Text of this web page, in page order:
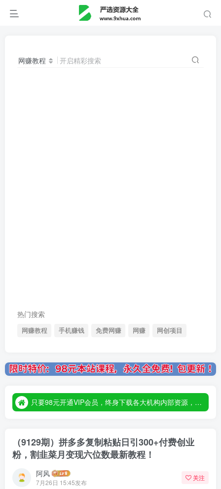
网赚教程 开启精彩搜索
热门搜索
网赚教程 手机赚钱 免费网赚 网赚 网创项目
只要98元开通VIP会员，终身下载各大机构内部资源，一站式草根创业基地，最新最强网赚教程大全，小投入，大回报！
只要98元开通VIP会员，终身下载各大机构内部资源，一站式草根创业基地，最新最强网赚教程大全，小投入，大回报！
（9129期）拼多多复制粘贴日引300+付费创业
粉，割韭菜月变现六位数最新教程！
阿风
7月26日 15:45发布
关注